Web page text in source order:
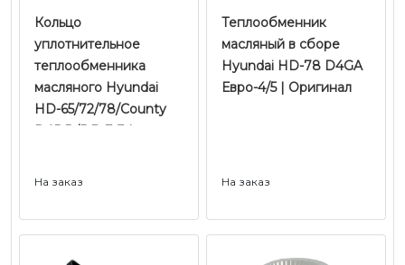
Кольцо
уплотнительное
теплообменника
масляного Hyundai
HD-65/72/78/County
D4DD/DB E-3 |
На заказ
Теплообменник
масляный в сборе
Hyundai HD-78 D4GA
Евро-4/5 | Оригинал
На заказ